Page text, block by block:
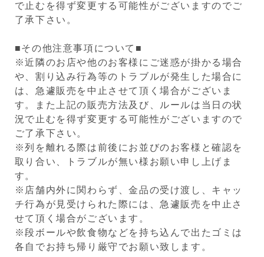
で止むを得ず変更する可能性がございますのでご
了承下さい。
■その他注意事項について■
※近隣のお店や他のお客様にご迷惑が掛かる場合
や、割り込み行為等のトラブルが発生した場合に
は、急遽販売を中止させて頂く場合がございま
す。また上記の販売方法及び、ルールは当日の状
況で止むを得ず変更する可能性がございますので
ご了承下さい。
※列を離れる際は前後にお並びのお客様と確認を
取り合い、トラブルが無い様お願い申し上げま
す。
※店舗内外に関わらず、金品の受け渡し、キャッ
チ行為が見受けられた際には、急遽販売を中止さ
せて頂く場合がございます。
※段ボールや飲食物などを持ち込んで出たゴミは
各自でお持ち帰り厳守でお願い致します。